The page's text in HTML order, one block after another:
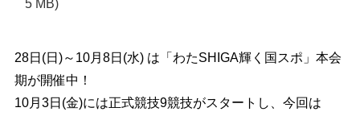
5 MB)
28日(日)～10月8日(水) は「わたSHIGA輝く国スポ」本会
期が開催中！
10月3日(金)には正式競技9競技がスタートし、今回は